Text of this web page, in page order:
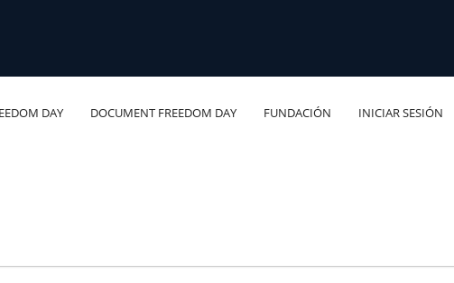
DAY DOCUMENT FREEDOM DAY FUNDACIÓN INICIAR SESIÓN